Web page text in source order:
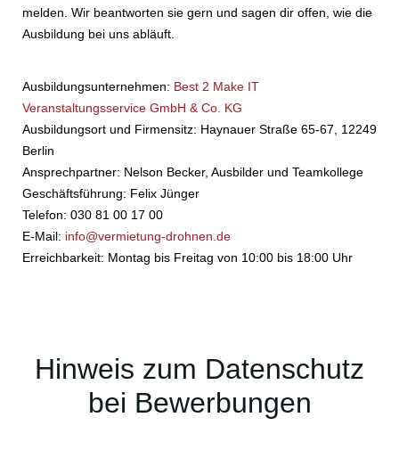
melden. Wir beantworten sie gern und sagen dir offen, wie die
Ausbildung bei uns abläuft.
Ausbildungsunternehmen: Best 2 Make IT
Veranstaltungsservice GmbH & Co. KG
Ausbildungsort und Firmensitz: Haynauer Straße 65-67, 12249
Berlin
Ansprechpartner: Nelson Becker, Ausbilder und Teamkollege
Geschäftsführung: Felix Jünger
Telefon: 030 81 00 17 00
E-Mail: info@vermietung-drohnen.de
Erreichbarkeit: Montag bis Freitag von 10:00 bis 18:00 Uhr
Hinweis zum Datenschutz
bei Bewerbungen